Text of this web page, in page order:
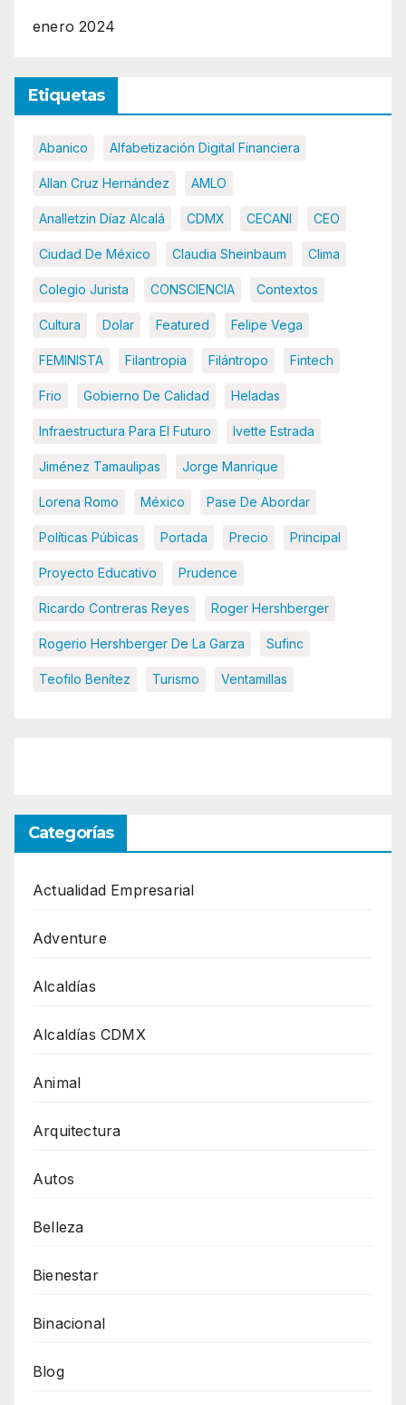
enero 2024
Etiquetas
Abanico Alfabetización Digital Financiera
Allan Cruz Hernández AMLO
Analletzin Díaz Alcalá CDMX CECANI CEO
Ciudad De México Claudia Sheinbaum Clima
Colegio Jurista CONSCIENCIA Contextos
Cultura Dolar Featured Felipe Vega
FEMINISTA Filantropia Filántropo Fintech
Frio Gobierno De Calidad Heladas
Infraestructura Para El Futuro Ivette Estrada
Jiménez Tamaulipas Jorge Manrique
Lorena Romo México Pase De Abordar
Políticas Púbicas Portada Precio Principal
Proyecto Educativo Prudence
Ricardo Contreras Reyes Roger Hershberger
Rogerio Hershberger De La Garza Sufinc
Teofilo Benítez Turismo Ventamillas
Categorías
Actualidad Empresarial
Adventure
Alcaldías
Alcaldías CDMX
Animal
Arquitectura
Autos
Belleza
Bienestar
Binacional
Blog